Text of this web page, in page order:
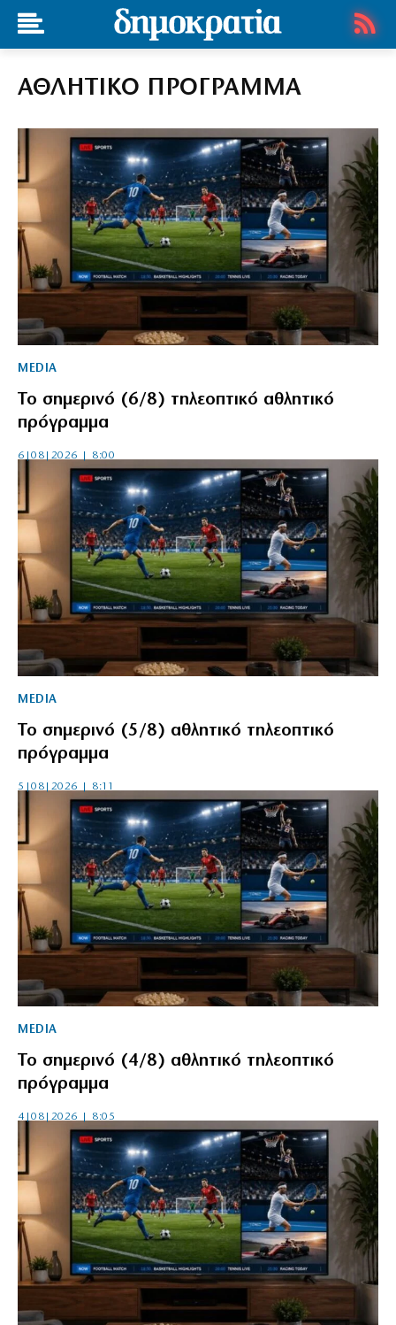
ΑΘΛΗΤΙΚΟ ΠΡΟΓΡΑΜΜΑ
MEDIA
Το σημερινό (6/8) τηλεοπτικό αθλητικό
πρόγραμμα
6|08|2026 | 8:00
MEDIA
Το σημερινό (5/8) αθλητικό τηλεοπτικό
πρόγραμμα
5|08|2026 | 8:11
MEDIA
Το σημερινό (4/8) αθλητικό τηλεοπτικό
πρόγραμμα
4|08|2026 | 8:05